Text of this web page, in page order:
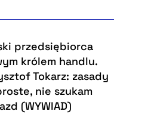
przedsiębiorca
królem handlu.
Tokarz: zasady
nie szukam
(WYWIAD)